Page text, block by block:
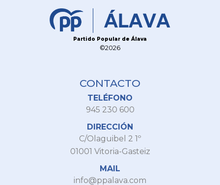
Partido Popular de Álava
©2026
CONTACTO
TELÉFONO
945 230 600
DIRECCIÓN
C/Olaguibel 2 1º
01001 Vitoria-Gasteiz
MAIL
info@ppalava.com